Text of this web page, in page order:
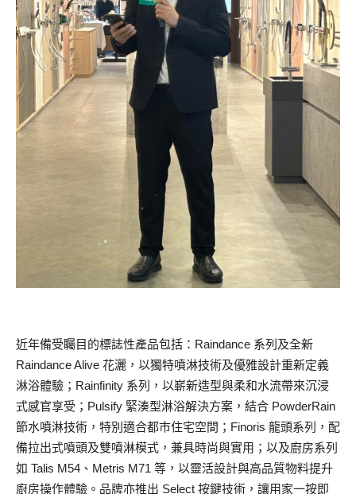
近年備受矚目的標誌性產品包括：Raindance 系列及全新
Raindance Alive 花灑，以獨特噴淋技術及優雅設計重新定義
淋浴體驗；Rainfinity 系列，以嶄新造型與柔和水流帶來沉浸
式感官享受；Pulsify 緊湊型淋浴解決方案，結合 PowderRain
節水噴淋技術，特別適合都市住宅空間；Finoris 龍頭系列，配
備拉出式噴頭及雙噴淋模式，兼具時尚與實用；以及廚房系列
如 Talis M54、Metris M71 等，以靈活設計與高品質物料提升
廚房操作體驗。品牌亦推出 Select 按鍵技術，讓用家一按即